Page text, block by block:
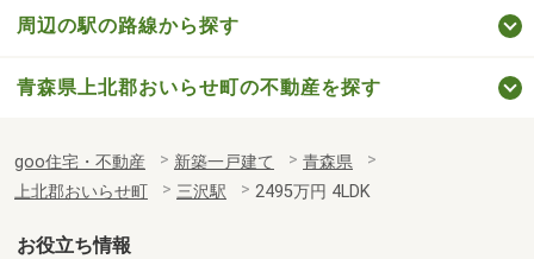
周辺の駅の路線から探す
青森県上北郡おいらせ町の不動産を探す
goo住宅・不動産 新築一戸建て
青森県
上北郡おいらせ町
三沢駅 2495万円 4LDK
お役立ち情報